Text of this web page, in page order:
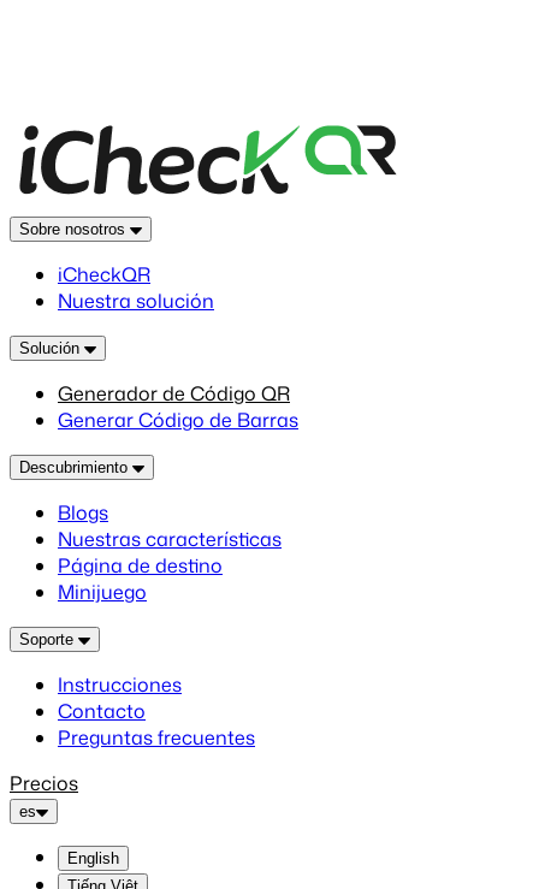
Sobre nosotros
iCheckQR
Nuestra solución
Solución
Generador de Código QR
Generar Código de Barras
Descubrimiento
Blogs
Nuestras características
Página de destino
Minijuego
Soporte
Instrucciones
Contacto
Preguntas frecuentes
Precios
es
English